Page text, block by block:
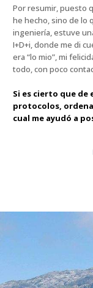
Por resumir, puesto
he hecho, sino de lo
ingeniería, estuve
I+D+i, donde me di
era “lo mio”, mi
todo, con poco
Si es cierto que de
protocolos,
cual me ayudó a